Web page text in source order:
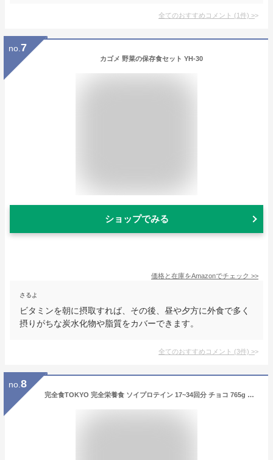
全てのおすすめコメント (1件) >
no. 7
カゴメ 野菜の保存食セット YH-30
ショップでみる
価格と在庫をAmazonでチェック >>
さるよ
ビタミンを朝に摂取すれば、その後、昼や夕方に外食で多く
摂りがちな炭水化物や脂質をカバーできます。
全てのおすすめコメント (3件) >
no. 8
完全食TOKYO 完全栄養食 ソイプロテイン 17~34回分 チョコ 765g ダイエット 無添加 たんぱく質24g 30種の栄養 1食分のビタミン/ミネラル26種 乳酸菌500億個 国内製造 MCTオイル 人工甘味料不使用